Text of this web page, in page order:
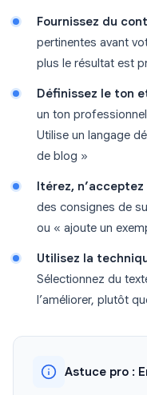
Fournissez du
pertinentes avant
plus le résultat est
Définissez le ton
un ton
Utilise un langage
de blog »
Itérez,
des consignes de
ou « ajoute un
Utilisez la
Sélectionnez du
l’améliorer, plutôt
Astuce pro :